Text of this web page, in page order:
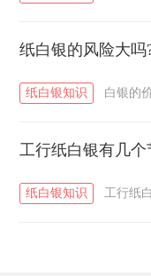
纸白银的风险大吗
纸白银知识 白银的
工行纸白银有几个
纸白银知识 工行纸